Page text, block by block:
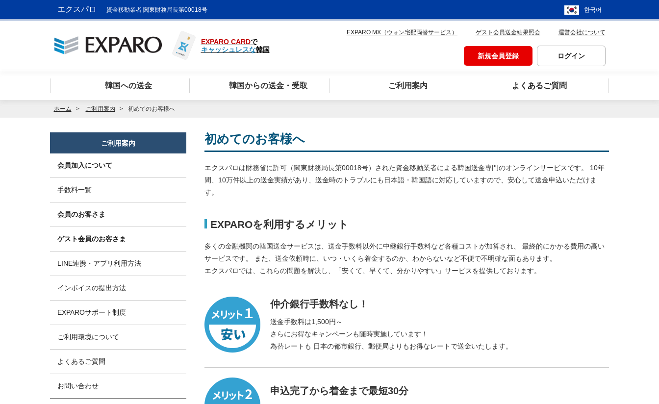
エクスパロ 資金移動業者 関東財務局長第00018号 한국어
EXPARO CARDで
キャッシュレスな韓国
EXPARO MX（ウォン宅配両替サービス） ゲスト会員送金結果照会 運営会社について
新規会員登録 ログイン
韓国への送金 韓国からの送金・受取 ご利用案内 よくあるご質問
ホーム ご利用案内 初めてのお客様へ
初めてのお客様へ
エクスパロは財務省に許可（関東財務局長第00018号）された資金移動業者による韓国送金専門のオンラインサービスです。 10年
間、10万件以上の送金実績があり、送金時のトラブルにも日本語・韓国語に対応していますので、安心して送金申込いただけま
す。
EXPAROを利用するメリット
多くの金融機関の韓国送金サービスは、送金手数料以外に中継銀行手数料など各種コストが加算され、 最終的にかかる費用の高い
サービスです。 また、送金依頼時に、いつ・いくら着金するのか、わからないなど不便で不明確な面もあります。
エクスパロでは、これらの問題を解決し、「安くて、早くて、分かりやすい」サービスを提供しております。
仲介銀行手数料なし！
送金手数料は1,500円～
さらにお得なキャンペーンも随時実施しています！
為替レートも 日本の都市銀行、郵便局よりもお得なレートで送金いたします。
申込完了から着金まで最短30分
ご利用案内
会員加入について
手数料一覧
会員のお客さま
ゲスト会員のお客さま
LINE連携・アプリ利用方法
インボイスの提出方法
EXPAROサポート制度
ご利用環境について
よくあるご質問
お問い合わせ